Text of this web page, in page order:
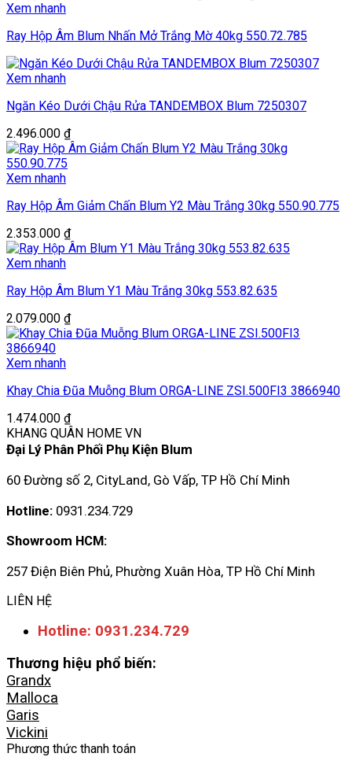
Xem nhanh
Ray Hộp Âm Blum Nhấn Mở Trắng Mờ 40kg 550.72.785
Xem nhanh
Ngăn Kéo Dưới Chậu Rửa TANDEMBOX Blum 7250307
2.496.000 ₫
Xem nhanh
Ray Hộp Âm Giảm Chấn Blum Y2 Màu Trắng 30kg 550.90.775
2.353.000 ₫
Xem nhanh
Ray Hộp Âm Blum Y1 Màu Trắng 30kg 553.82.635
2.079.000 ₫
Xem nhanh
Khay Chia Đũa Muỗng Blum ORGA-LINE ZSI.500FI3 3866940
1.474.000 ₫
KHANG QUÂN HOME VN
Đại Lý Phân Phối Phụ Kiện Blum
60 Đường số 2, CityLand, Gò Vấp, TP Hồ Chí Minh
Hotline: 0931.234.729
Showroom HCM:
257 Điện Biên Phủ, Phường Xuân Hòa, TP Hồ Chí Minh
LIÊN HỆ
Hotline: 0931.234.729
Thương hiệu phổ biến:
Grandx
Malloca
Garis
Vickini
Phương thức thanh toán